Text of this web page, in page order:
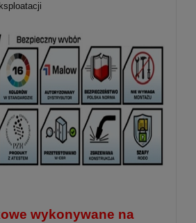
wykonywane na